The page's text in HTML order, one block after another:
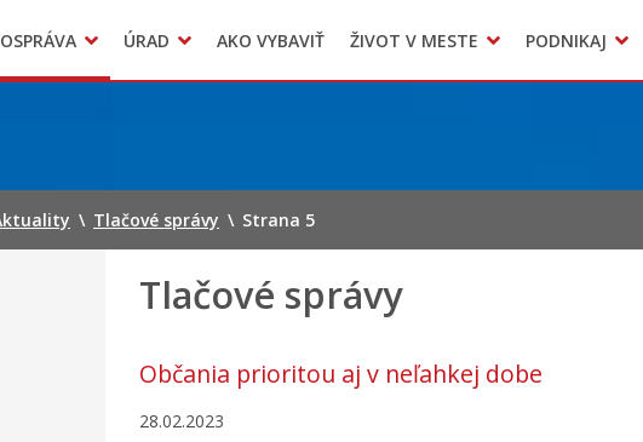
polícia
Geo informačný systém –
ÚRAD
úradu
Oznamovanie podozrení z
AKO VYBAVIŤ ŽIVOT V MESTE
Triedený zber – NATUR – PACK
PODNIKAJ
\ Tlačové správy \ Strana 5
Tlačové správy
Občania prioritou aj v neľahkej dobe
28.02.2023